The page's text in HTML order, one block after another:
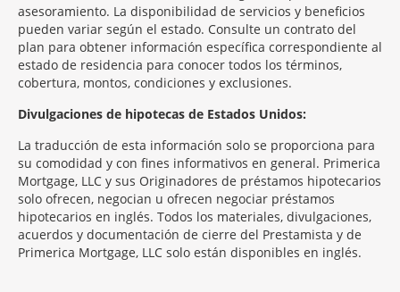
asesoramiento. La disponibilidad de servicios y beneficios
pueden variar según el estado. Consulte un contrato del
plan para obtener información específica correspondiente al
estado de residencia para conocer todos los términos,
cobertura, montos, condiciones y exclusiones.
Morgage
Section
Divulgaciones de hipotecas de Estados Unidos:
La traducción de esta información solo se proporciona para
su comodidad y con fines informativos en general. Primerica
Mortgage, LLC y sus Originadores de préstamos hipotecarios
solo ofrecen, negocian u ofrecen negociar préstamos
hipotecarios en inglés. Todos los materiales, divulgaciones,
acuerdos y documentación de cierre del Prestamista y de
Primerica Mortgage, LLC solo están disponibles en inglés.